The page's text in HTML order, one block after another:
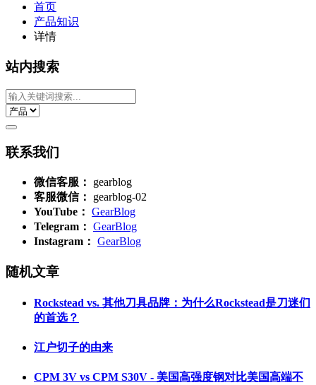
首页
产品知识
详情
站内搜索
联系我们
微信客服：
gearblog
客服微信：
gearblog-02
YouTube： GearBlog
Telegram： GearBlog
Instagram： GearBlog
随机文章
Rockstead vs. 其他刀具品牌：为什么Rockstead是刀迷们
的首选？
江户切子的由来
CPM 3V vs CPM S30V - 美国高强度钢对比美国高端不